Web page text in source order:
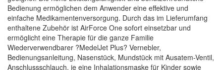
Bedienung ermöglichen dem Anwender eine effektive und
einfache Medikamentenversorgung. Durch das im Lieferumfang
enthaltene Zubehör ist AirForce One sofort einsetzbar und
ermöglicht eine Therapie für die ganze Familie
Wiederverwendbarer ?MedelJet Plus? Vernebler,
Bedienungsanleitung, Nasenstück, Mundstück mit Ausatem-Ventil,
Anschlussschlauch, je eine Inhalationsmaske für Kinder sowie